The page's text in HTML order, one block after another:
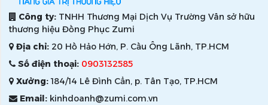
Công ty: TNHH Thương Mại Dịch Vụ Trường Vân sở hữu
thương hiệu Đồng Phục Zumi
Địa chỉ: 20 Hồ Hảo Hớn, P. Cầu Ông Lãnh, TP.HCM
Số điện thoại: 0903132585
Xưởng:184/14 Lê Đình Cẩn, p. Tân Tạo, TP.HCM
Email: kinhdoanh@zumi.com.vn